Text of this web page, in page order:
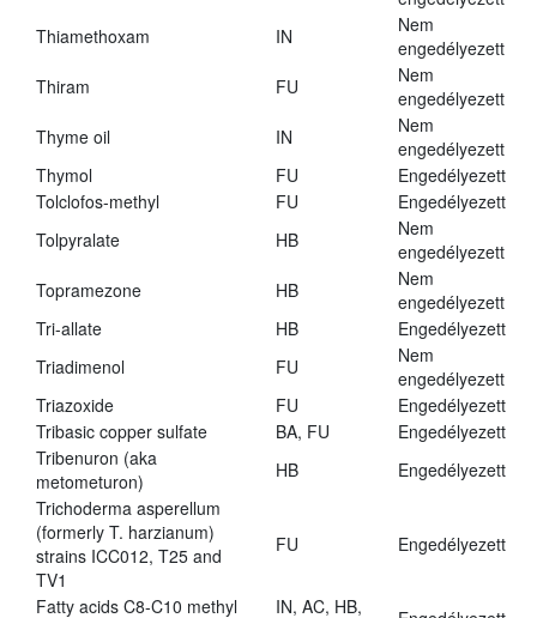
Thiamethoxam
IN
Nem
engedélyezett
Thiram
FU
Nem
engedélyezett
Thyme oil
IN
Nem
engedélyezett
Thymol
FU
Engedélyezett
Tolclofos-methyl
FU
Engedélyezett
Tolpyralate
HB
Nem
engedélyezett
Topramezone
HB
Nem
engedélyezett
Tri-allate
HB
Engedélyezett
Triadimenol
FU
Nem
engedélyezett
Triazoxide
FU
Engedélyezett
Tribasic copper sulfate
BA, FU
Engedélyezett
Tribenuron (aka
metometuron)
HB
Engedélyezett
Trichoderma asperellum
(formerly T. harzianum)
strains ICC012, T25 and
TV1
FU Engedélyezett
Fatty acids C8-C10 methyl
IN, AC, HB,